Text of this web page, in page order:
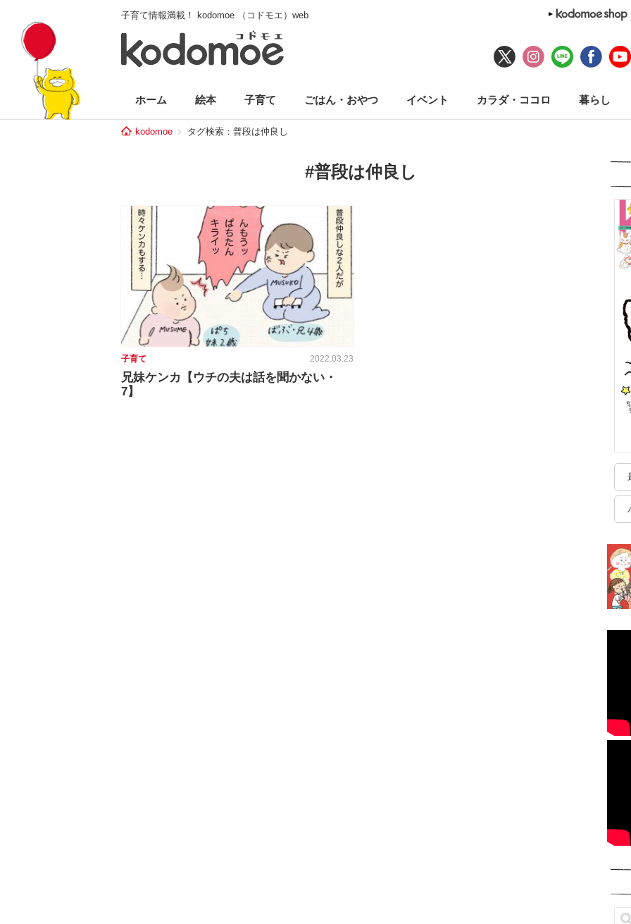
子育て情報満載！ kodomoe （コドモエ）web
ホーム 絵本 子育て ごはん・おやつ イベント カラダ・ココロ 暮らし
kodomoe タグ検索：普段は仲良し
#普段は仲良し
子育て 2022.03.23
兄妹ケンカ【ウチの夫は話を聞かない・
7】